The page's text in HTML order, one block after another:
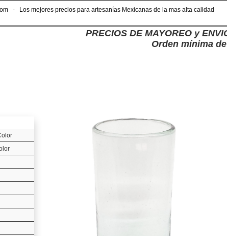
- Los mejores precios para artesanías Mexicanas de la mas alta calidad
PRECIOS DE MAYOREO y
Orden mínima